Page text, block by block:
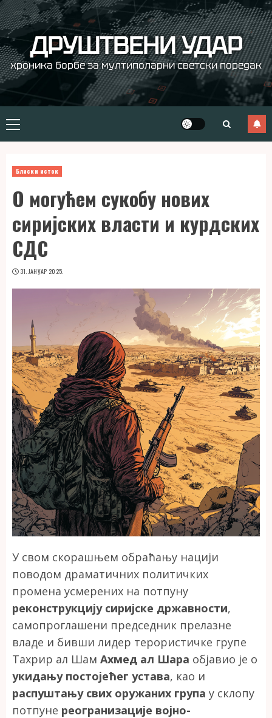
Skip
to
content ДРУШТВЕНИ УДАР
хроника борбе за мултиполарни светски поредак
Primary
Menu
Блиски исток
О могућем сукобу нових
сиријских власти и курдских
СДС
31. ЈАНУАР 2025.
У свом скорашњем обраћању нацији
поводом драматичних политичких
промена усмерених на потпуну
реконструкцију сиријске државности,
самопроглашени председник прелазне
владе и бивши лидер терористичке групе
Тахрир ал Шам Ахмед ал Шара објавио је о
укидању постојећег устава, као и
распуштању свих оружаних група у склопу
потпуне реогранизације војно-